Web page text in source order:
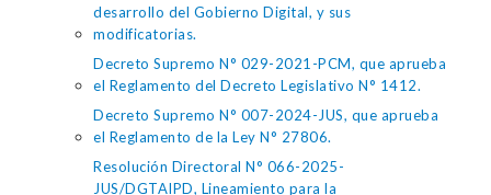
desarrollo del Gobierno Digital, y sus
modificatorias.
Decreto Supremo N° 029-2021-PCM, que aprueba
el Reglamento del Decreto Legislativo N° 1412.
Decreto Supremo N° 007-2024-JUS, que aprueba
el Reglamento de la Ley N° 27806.
Resolución Directoral N° 066-2025-
JUS/DGTAIPD, Lineamiento para la